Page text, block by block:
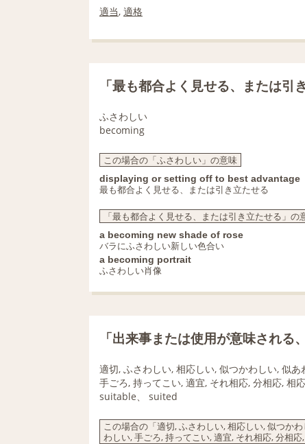
適当, 適格
「最も都合よく見せる、または
ふさわしい
becoming
この場合の「ふさわしい」の意味
displaying or setting off to best advantage
最も都合よく見せる、または引き立たせる
「最も都合よく見せる、または引き立たせる」
a becoming new shade of rose
バラにふさわしい新しい色合い
a becoming portrait
ふさわしい肖像
「出来事または使用が意味され
適切, ふさわしい, 相応しい, 似つかわしい, 似
手ごろ, 持ってこい, 適宜, それ相応, 分相応, 相
suitable、 suited
この場合の「適切, ふさわしい, 相応しい, 似つか
わしい, 手ごろ, 持ってこい, 適宜, それ相応, 分相